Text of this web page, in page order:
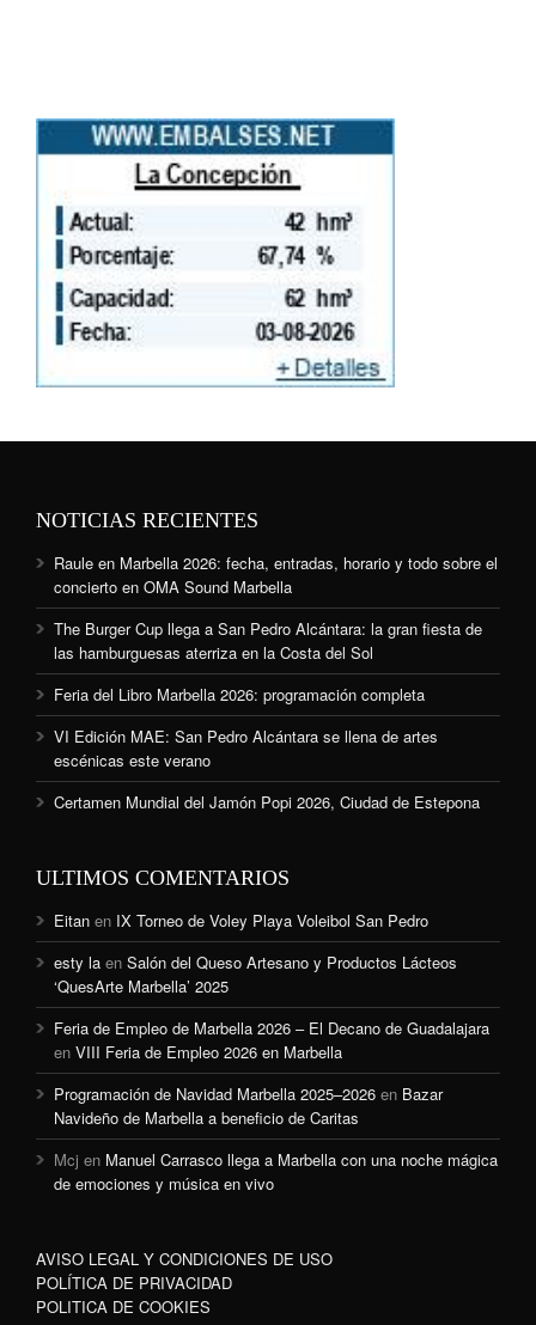
NOTICIAS RECIENTES
Raule en Marbella 2026: fecha, entradas, horario y todo sobre el
concierto en OMA Sound Marbella
The Burger Cup llega a San Pedro Alcántara: la gran fiesta de
las hamburguesas aterriza en la Costa del Sol
Feria del Libro Marbella 2026: programación completa
VI Edición MAE: San Pedro Alcántara se llena de artes
escénicas este verano
Certamen Mundial del Jamón Popi 2026, Ciudad de Estepona
ULTIMOS COMENTARIOS
Eitan en IX Torneo de Voley Playa Voleibol San Pedro
esty la en Salón del Queso Artesano y Productos Lácteos
‘QuesArte Marbella’ 2025
Feria de Empleo de Marbella 2026 – El Decano de Guadalajara
en VIII Feria de Empleo 2026 en Marbella
Programación de Navidad Marbella 2025–2026 en Bazar
Navideño de Marbella a beneficio de Caritas
Mcj en Manuel Carrasco llega a Marbella con una noche mágica
de emociones y música en vivo
AVISO LEGAL Y CONDICIONES DE USO
POLÍTICA DE PRIVACIDAD
POLITICA DE COOKIES